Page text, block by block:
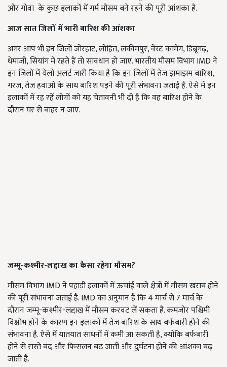
और गोवा के कुछ इलाकों में गर्म मौसम बने रहने की पूरी आंशका है.
आज सात जिलों में भारी बारिश की आंशका
अगर आप भी इन जिलों जोरहाट, लोहित, लकीमपुर, वेस्ट कामेंग, डिब्रूगढ़,
धेमाजी, सियांग में रहते हैं तो सावधान हो जाए. भारतीय मौसम विभाग IMD ने
इन जिलों में येलों अलर्ट जारी किया है कि इन जिलों में तेज झमाझम बारिश,
गरज, तेज हवाओं के साथ बारिश पड़ने की पूरी संभावना जताई है. ऐसे में इन
इलाकों में रह रहें लोगों को यह चेतावनी भी दी है कि वह बारिश होने के
दौरान घर से बाहर न जाए.
जम्मू-कश्मीर-लद्दाख का कैसा रहेगा मौसम?
मौसम विभाग IMD ने पहाड़ी इलाकों में ऊचांई वाले क्षेत्रों में मौसम खराब होने
की पूरी संभावना जताई है. IMD का अनुमान है कि 4 मार्च से 7 मार्च के
दौरान जम्मू-कश्मीर-लद्दाख में मौसम करवट लें सकता है. कमजोर पश्चिमी
विक्षोभ होने के कारण इन इलाकों में तेज बारिश के साथ बर्फबारी होने की
संभावना है. ऐसे में यातयात साधनों में कमी आ सकती है, क्योंकि बर्फबारी
होने से रास्ते बंद और फिसलन बढ़ जाती और दुर्घटना होने की आंशका बढ़
जाती है.